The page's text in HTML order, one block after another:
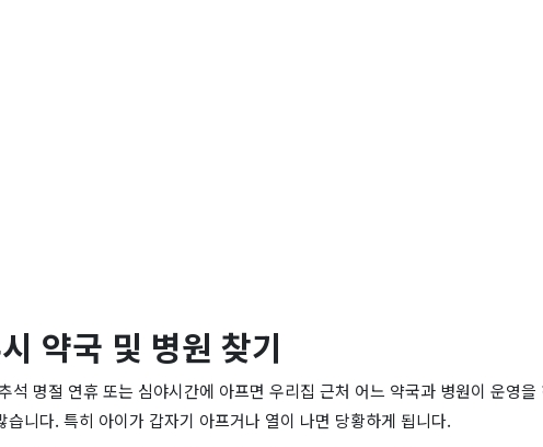
약국 및 병원 찾기
석 명절 연휴 또는 심야시간에 아프면 우리집 근처 어느 약국과 병원이 운영을
습니다. 특히 아이가 갑자기 아프거나 열이 나면 당황하게 됩니다.